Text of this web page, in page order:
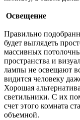
Освещение
Правильно
будет выглядеть
массивных
пространства и
лампы не освещают
видится человеку
Хорошая
светильники. С их
счет этого комната
объемной.